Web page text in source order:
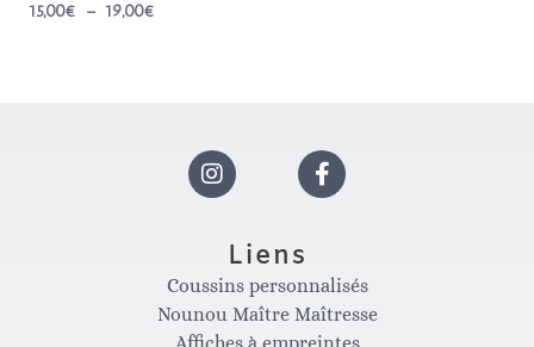
Note
15,00€ – 19,00€
I
n
s
F
c
Liens
Coussins personnalisés
Nounou Maître Maîtresse